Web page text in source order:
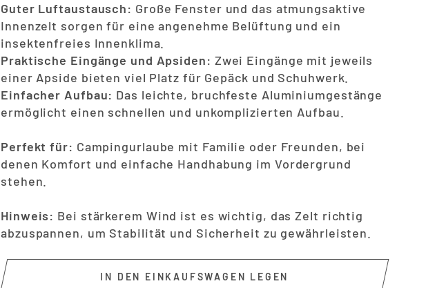
Guter Luftaustausch: Große Fenster und das atmungsaktive
Innenzelt sorgen für eine angenehme Belüftung und ein
insektenfreies Innenklima.
Praktische Eingänge und Apsiden: Zwei Eingänge mit jeweils
einer Apside bieten viel Platz für Gepäck und Schuhwerk.
Einfacher Aufbau: Das leichte, bruchfeste Aluminiumgestänge
ermöglicht einen schnellen und unkomplizierten Aufbau.
Perfekt für: Campingurlaube mit Familie oder Freunden, bei
denen Komfort und einfache Handhabung im Vordergrund
stehen.
Hinweis: Bei stärkerem Wind ist es wichtig, das Zelt richtig
abzuspannen, um Stabilität und Sicherheit zu gewährleisten.
IN DEN EINKAUFSWAGEN LEGEN